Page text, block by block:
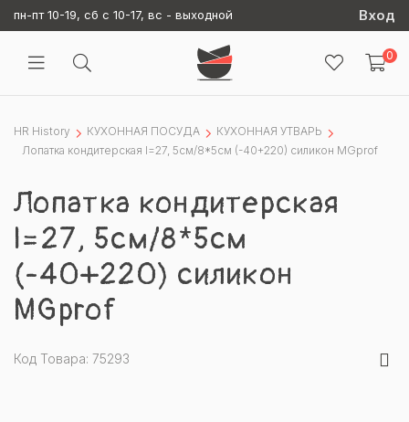
пн-пт 10-19, сб с 10-17, вс - выходной Вход
0
HR History КУХОННАЯ ПОСУДА
КУХОННАЯ УТВАРЬ
Лопатка кондитерская l=27, 5см/8*5см (-40+220) силикон MGprof
Лопатка кондитерская
l=27, 5см/8*5см
(-40+220) силикон
MGprof
Код Товара: 75293